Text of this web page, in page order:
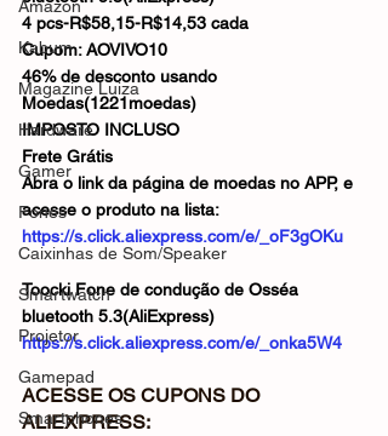
Amazon
Kabum
Magazine Luiza
Hardware
Gamer
Fones
Caixinhas de Som/Speaker
Smartwatch
Projetor
Gamepad
Smartphones
4 pcs-R$58,15-R$14,53 cada
Cupom: AOVIVO10
46% de desconto usando
Moedas(1221moedas)
IMPOSTO INCLUSO
Frete Grátis
Abra o link da página de moedas no APP, e
acesse o produto na lista:
https://s.click.aliexpress.com/e/_oF3gOKu
Toocki Fone de condução de Osséa
bluetooth 5.3(AliExpress)
https://s.click.aliexpress.com/e/_onka5W4
ACESSE OS CUPONS DO
ALIEXPRESS: